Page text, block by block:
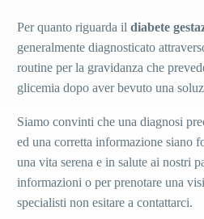
Per quanto riguarda il diabete
generalmente diagnosticato
routine per la gravidanza che
glicemia dopo aver bevuto una
Siamo convinti che una diagnosi
ed una corretta informazione siano
una vita serena e in salute ai nostri
informazioni o per prenotare una
specialisti non esitare a contattarci.